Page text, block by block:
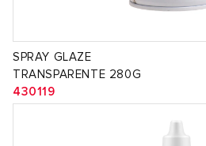
SPRAY GLAZE
TRANSPARENTE 280G
430119